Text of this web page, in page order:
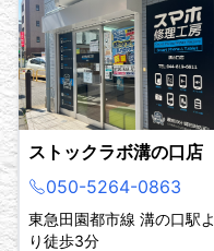
ストックラボ溝の口店
050-5264-0863
東急田園都市線 溝の口駅よ
り徒歩3分